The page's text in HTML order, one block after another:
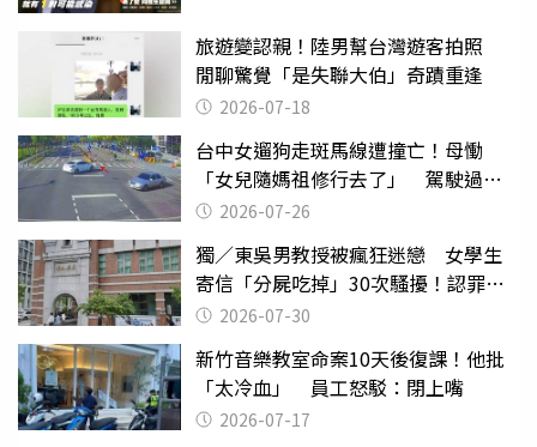
旅遊變認親！陸男幫台灣遊客拍照
閒聊驚覺「是失聯大伯」奇蹟重逢
2026-07-18
台中女遛狗走斑馬線遭撞亡！母慟
「女兒隨媽祖修行去了」 駕駛過失
致死判9月
2026-07-26
獨／東吳男教授被瘋狂迷戀 女學生
寄信「分屍吃掉」30次騷擾！認罪免
關 2026-07-30
新竹音樂教室命案10天後復課！他批
「太冷血」 員工怒駁：閉上嘴
2026-07-17